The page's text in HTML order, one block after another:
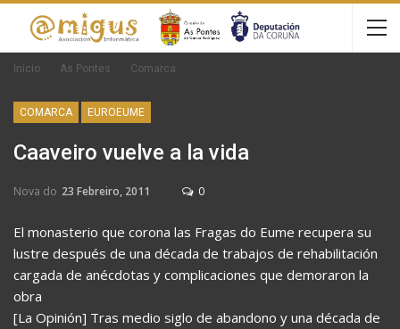
Inicio As Pontes Comarca
COMARCA EUROEUME
Caaveiro vuelve a la vida
Nova do 23 Febreiro, 2011 0
El monasterio que corona las Fragas do Eume recupera su
lustre después de una década de trabajos de rehabilitación
cargada de anécdotas y complicaciones que demoraron la
obra
[La Opinión] Tras medio siglo de abandono y una década de